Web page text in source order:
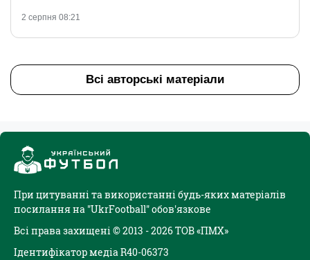
2 серпня 08:21
Всі авторські матеріали
При цитуванні та використанні будь-яких матеріалів
посилання на "UkrFootball" обов'язкове
Всі права захищені © 2013 - 2026 ТОВ «ПМХ»
Ідентифікатор медіа R40-06373